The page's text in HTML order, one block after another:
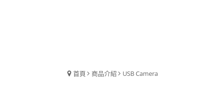
首頁 商品介紹
USB Camera